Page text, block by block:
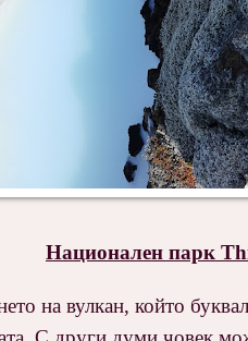
Национален парк
на вулкан, който